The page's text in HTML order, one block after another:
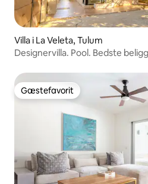
Villa i La Veleta, Tulum
Designervilla. Pool. Bedste
Gæstefavorit
Gæstefavorit